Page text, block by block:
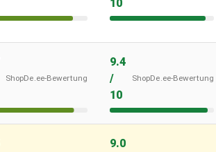
10
ShopDe.ee-Bewertung
9.4
/
10
ShopDe.ee-Bewertung
9.0